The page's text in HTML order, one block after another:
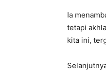
Ia
tetapi
kita ini,